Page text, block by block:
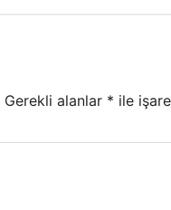
Gerekli alanlar * ile